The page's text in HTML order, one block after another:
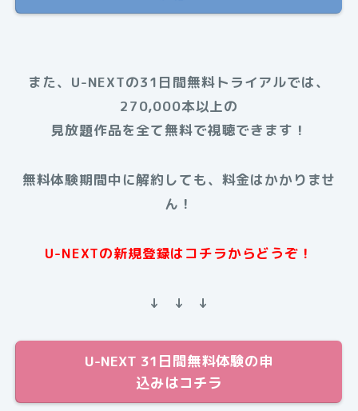
また、U-NEXTの31日間無料トライアルでは、
270,000本以上の
見放題作品を全て無料で視聴できます！
無料体験期間中に解約しても、料金はかかりませ
ん！
U-NEXTの新規登録はコチラからどうぞ！
↓ ↓ ↓
U-NEXT 31日間無料体験の申
込みはコチラ